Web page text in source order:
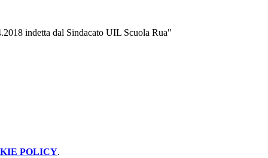
indetta dal Sindacato UIL Scuola Rua"
POLICY.